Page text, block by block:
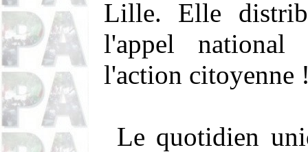
Lille. Elle
l'appel
l'action citoyenne
Le quotidien